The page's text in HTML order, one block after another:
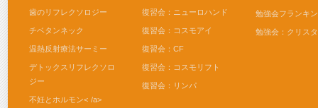
歯のリフレクソロジー
チベタンネック
温熱反射療法サーミー
デトックスリフレクソロ
ジー
不妊とホルモン< /a>
復習会：ニューロハンド
復習会：コスモアイ
復習会：CF
復習会：コスモリフト
復習会：リンパ
勉強会フランキ
勉強会：クリス